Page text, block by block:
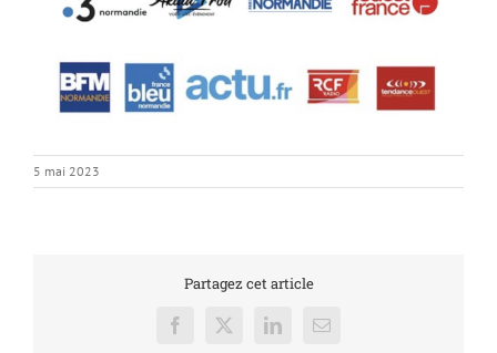
5 mai 2023
Partagez cet article
Facebook
X LinkedInEmail